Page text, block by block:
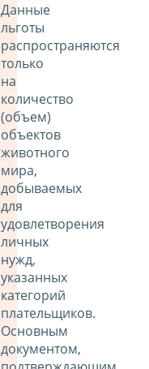
Данные
льготы
распространяются
только
на
количество
(объем)
объектов
животного
мира,
добываемых
для
удовлетворения
личных
нужд,
указанных
категорий
плательщиков.
Основным
документом,